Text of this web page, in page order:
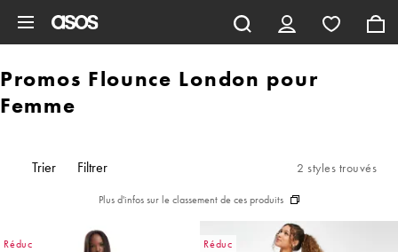
Promos Flounce London pour
Femme
Trier Filtrer 2 styles trouvés
Plus d'infos sur le classement de ces produits
Réduc Réduc